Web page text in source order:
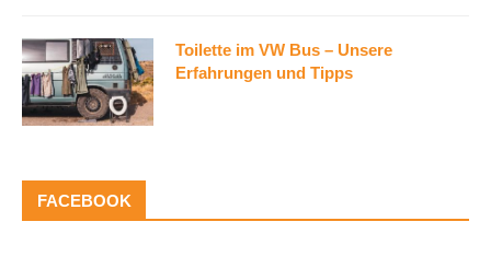
Toilette im VW Bus – Unsere
Erfahrungen und Tipps
FACEBOOK